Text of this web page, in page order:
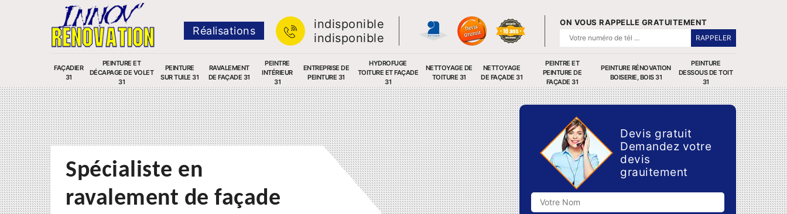
Réalisations
indisponible
indisponible
ON VOUS RAPPELLE GRATUITEMENT
FAÇADIER
31
PEINTURE ET
DÉCAPAGE DE VOLET
31
PEINTURE
SUR TUILE 31
RAVALEMENT
DE FAÇADE 31
PEINTRE
INTÉRIEUR
31
ENTREPRISE DE
PEINTURE 31
HYDROFUGE
TOITURE ET FAÇADE
31
NETTOYAGE DE
TOITURE 31
NETTOYAGE
DE FAÇADE 31
PEINTRE ET
PEINTURE DE
FAÇADE 31
PEINTURE RÉNOVATION
BOISERIE, BOIS 31
PEINTURE
DESSOUS DE TOIT
31
Spécialiste en
ravalement de façade
Devis gratuit
Demandez votre
devis
grauitement